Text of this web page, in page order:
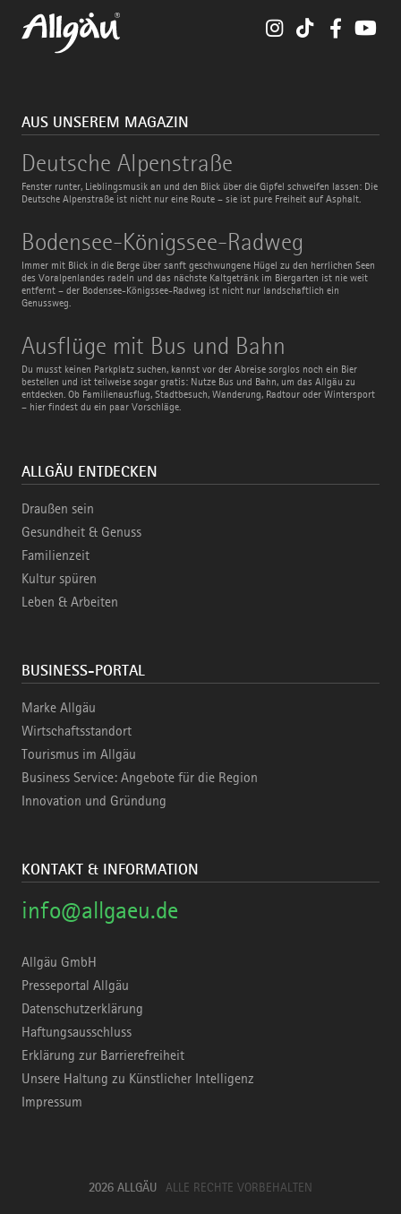
InstagramTikTok
AUS UNSEREM MAGAZIN
Deutsche Alpenstraße
Fenster runter, Lieblingsmusik an und den Blick über die Gipfel schweifen lassen: Die
Deutsche Alpenstraße ist nicht nur eine Route – sie ist pure Freiheit auf Asphalt.
Deutsche
Alpenstraße
Bodensee-Königssee-Radweg
Immer mit Blick in die Berge über sanft geschwungene Hügel zu den herrlichen Seen
des Voralpenlandes radeln und das nächste Kaltgetränk im Biergarten ist nie weit
entfernt – der Bodensee-Königssee-Radweg ist nicht nur landschaftlich ein
Genussweg.
Bodensee-
Königssee-
Radweg
Ausflüge mit Bus und Bahn
Du musst keinen Parkplatz suchen, kannst vor der Abreise sorglos noch ein Bier
bestellen und ist teilweise sogar gratis: Nutze Bus und Bahn, um das Allgäu zu
entdecken. Ob Familienausflug, Stadtbesuch, Wanderung, Radtour oder Wintersport
– hier findest du ein paar Vorschläge.
Ausflüge
mit
Bus
und
Bahn
ALLGÄU ENTDECKEN
Draußen sein
Gesundheit & Genuss
Familienzeit
Kultur spüren
Leben & Arbeiten
BUSINESS-PORTAL
Marke Allgäu
Wirtschaftsstandort
Tourismus im Allgäu
Business Service: Angebote für die Region
Innovation und Gründung
KONTAKT & INFORMATION
info@allgaeu.de
Allgäu GmbH
Presseportal Allgäu
Datenschutzerklärung
Haftungsausschluss
Erklärung zur Barrierefreiheit
Unsere Haltung zu Künstlicher Intelligenz
Impressum
2026 ALLGÄU ALLE RECHTE VORBEHALTEN